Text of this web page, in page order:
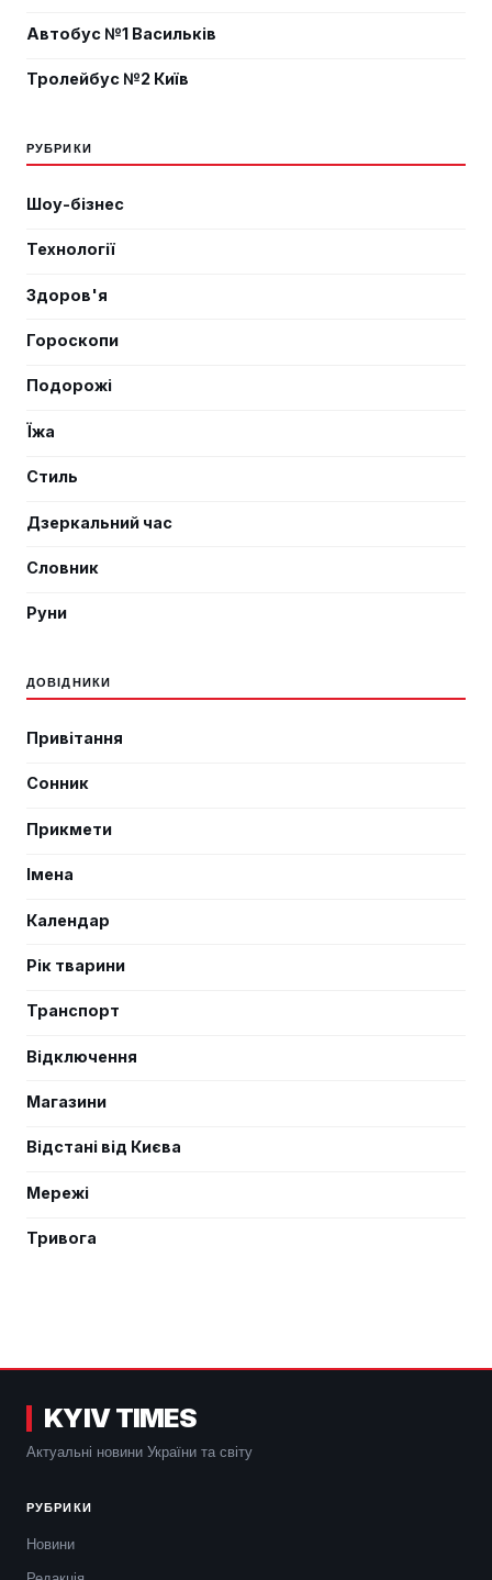
Автобус №1 Васильків
Тролейбус №2 Київ
РУБРИКИ
Шоу-бізнес
Технології
Здоров'я
Гороскопи
Подорожі
Їжа
Стиль
Дзеркальний час
Словник
Руни
ДОВІДНИКИ
Привітання
Сонник
Прикмети
Імена
Календар
Рік тварини
Транспорт
Відключення
Магазини
Відстані від Києва
Мережі
Тривога
KYIV TIMES
Актуальні новини України та світу
РУБРИКИ
Новини